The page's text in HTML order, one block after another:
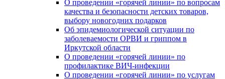
О проведении «горячей линии» по вопросам
качества и безопасности детских товаров,
выбору новогодних подарков
Об эпидемиологической ситуации по
заболеваемости ОРВИ и гриппом в
Иркутской области
О проведении «горячей линии» по
профилактике ВИЧ-инфекции
О проведении «горячей линии» по услугам